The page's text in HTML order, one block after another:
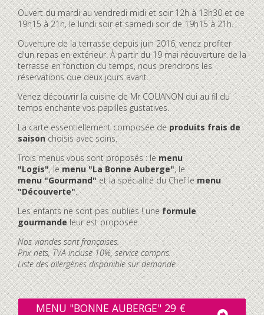
Ouvert du mardi au vendredi midi et soir 12h à 13h30 et de
19h15 à 21h, le lundi soir et samedi soir de 19h15 à 21h.
Ouverture de la terrasse depuis juin 2016, venez profiter
d'un repas en extérieur. À partir du 19 mai réouverture de la
terrasse en fonction du temps, nous prendrons les
réservations que deux jours avant.
Venez découvrir la cuisine de Mr COUANON qui au fil du
temps enchante vos papilles gustatives.
La carte essentiellement composée deproduits frais de
saisonchoisis avec soins.
Trois menus vous sont proposés : lemenu
"Logis", lemenu "La Bonne Auberge", le
menu "Gourmand"et la spécialité du Chef lemenu
"Découverte".
Les enfants ne sont pas oubliés ! uneformule
gourmandeleur est proposée.
Nos viandes sont françaises.
Prix nets, TVA incluse 10%, service compris.
Liste des allergènes disponible sur demande.
MENU "BONNE AUBERGE" 29 €